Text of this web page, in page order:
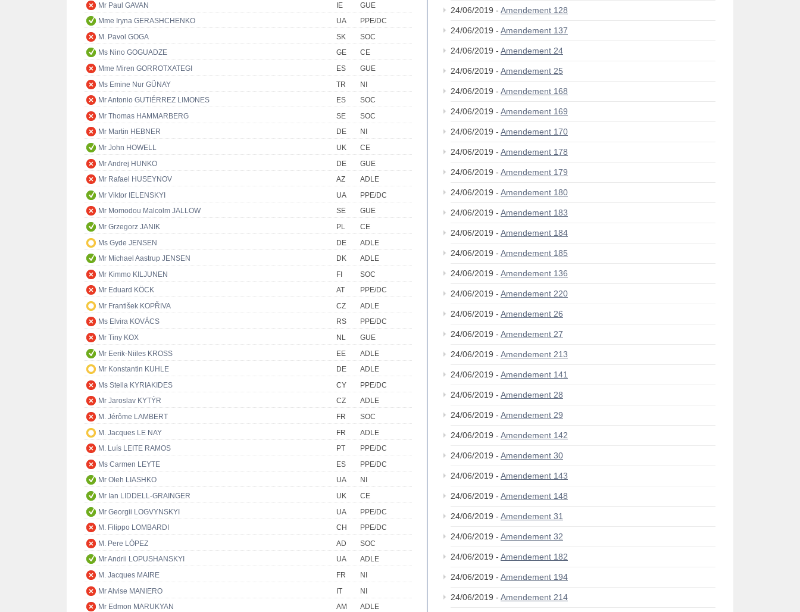
Mr Paul GAVAN
IE
GUE
Mme Iryna GERASHCHENKO
UA
PPE/DC
M. Pavol GOGA
SK
SOC
Ms Nino GOGUADZE
GE
CE
Mme Miren GORROTXATEGI
ES
GUE
Ms Emine Nur GÜNAY
TR
NI
Mr Antonio GUTIÉRREZ LIMONES
ES
SOC
Mr Thomas HAMMARBERG
SE
SOC
Mr Martin HEBNER
DE
NI
Mr John HOWELL
UK
CE
Mr Andrej HUNKO
DE
GUE
Mr Rafael HUSEYNOV
AZ
ADLE
Mr Viktor IELENSKYI
UA
PPE/DC
Mr Momodou Malcolm JALLOW
SE
GUE
Mr Grzegorz JANIK
PL
CE
Ms Gyde JENSEN
DE
ADLE
Mr Michael Aastrup JENSEN
DK
ADLE
Mr Kimmo KILJUNEN
FI
SOC
Mr Eduard KÖCK
AT
PPE/DC
Mr František KOPŘIVA
CZ
ADLE
Ms Elvira KOVÁCS
RS
PPE/DC
Mr Tiny KOX
NL
GUE
Mr Eerik-Niiles KROSS
EE
ADLE
Mr Konstantin KUHLE
DE
ADLE
Ms Stella KYRIAKIDES
CY
PPE/DC
Mr Jaroslav KYTÝR
CZ
ADLE
M. Jérôme LAMBERT
FR
SOC
M. Jacques LE NAY
FR
ADLE
M. Luís LEITE RAMOS
PT
PPE/DC
Ms Carmen LEYTE
ES
PPE/DC
Mr Oleh LIASHKO
UA
NI
Mr Ian LIDDELL-GRAINGER
UK
CE
Mr Georgii LOGVYNSKYI
UA
PPE/DC
M. Filippo LOMBARDI
CH
PPE/DC
M. Pere LÓPEZ
AD
SOC
Mr Andrii LOPUSHANSKYI
UA
ADLE
M. Jacques MAIRE
FR
NI
Mr Alvise MANIERO
IT
NI
Mr Edmon MARUKYAN
AM
ADLE
24/06/2019 - Amendement 128
24/06/2019 - Amendement 137
24/06/2019 - Amendement 24
24/06/2019 - Amendement 25
24/06/2019 - Amendement 168
24/06/2019 - Amendement 169
24/06/2019 - Amendement 170
24/06/2019 - Amendement 178
24/06/2019 - Amendement 179
24/06/2019 - Amendement 180
24/06/2019 - Amendement 183
24/06/2019 - Amendement 184
24/06/2019 - Amendement 185
24/06/2019 - Amendement 136
24/06/2019 - Amendement 220
24/06/2019 - Amendement 26
24/06/2019 - Amendement 27
24/06/2019 - Amendement 213
24/06/2019 - Amendement 141
24/06/2019 - Amendement 28
24/06/2019 - Amendement 29
24/06/2019 - Amendement 142
24/06/2019 - Amendement 30
24/06/2019 - Amendement 143
24/06/2019 - Amendement 148
24/06/2019 - Amendement 31
24/06/2019 - Amendement 32
24/06/2019 - Amendement 182
24/06/2019 - Amendement 194
24/06/2019 - Amendement 214